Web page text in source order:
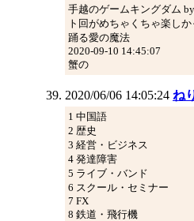
手越のゲームキングダム
ト回がめちゃくちゃ楽し
踊る愛の魔法
2020-09-10 14:45:07
蟹の
2020/06/06 14:05:24 ね
1 中国語
2 歴史
3 経営・ビジネス
4 発達障害
5 ライブ・バンド
6 スクール・セミナー
7 FX
8 鉄道・飛行機